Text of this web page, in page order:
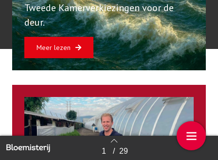
Back to index 1 / 29
Tweede Kamerverkiezingen voor de
deur.
Meer lezen